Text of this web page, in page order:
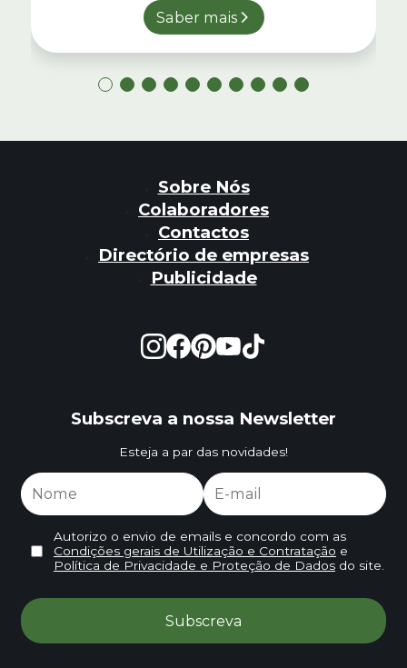
Saber mais
Sobre Nós
Colaboradores
Contactos
Directório de empresas
Publicidade
Subscreva a nossa Newsletter
Esteja a par das novidades!
Autorizo o envio de emails e concordo com as
Condições gerais de Utilização e Contratação e
Política de Privacidade e Proteção de Dadosdo site.